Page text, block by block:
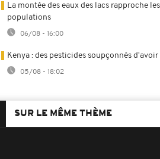
La montée des eaux des lacs rapproche
populations
06/08 - 16:00
Kenya : des pesticides soupçonnés
05/08 - 18:02
SUR LE MÊME THÈME